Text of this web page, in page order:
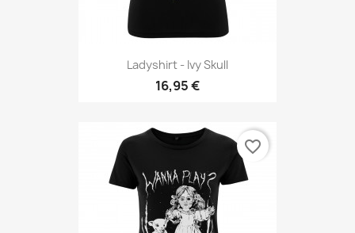
Ladyshirt - Ivy Skull
16,95 €
favorite_border